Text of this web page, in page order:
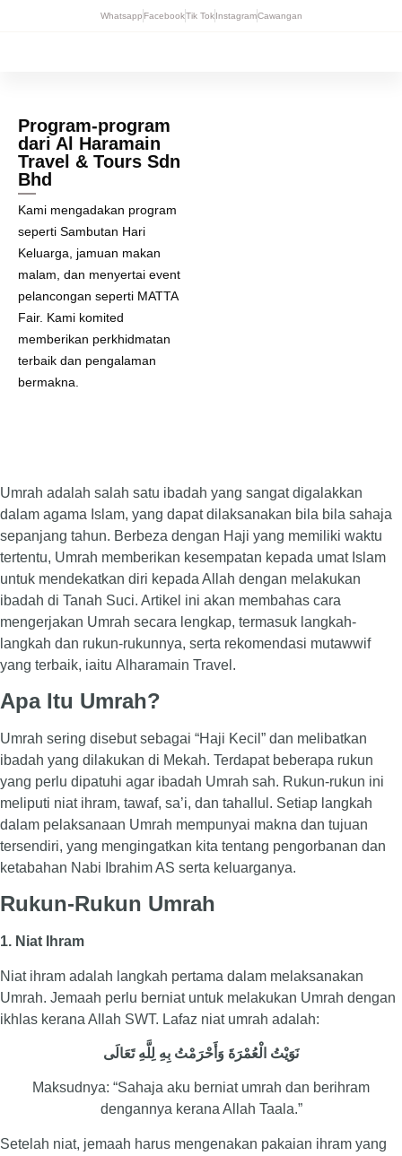
Whatsapp FacebookTik Tok InstagramCawangan
Program-program
dari Al Haramain
Travel & Tours Sdn
Bhd
Kami mengadakan program
seperti Sambutan Hari
Keluarga, jamuan makan
malam, dan menyertai event
pelancongan seperti MATTA
Fair. Kami komited
memberikan perkhidmatan
terbaik dan pengalaman
bermakna.
Umrah adalah salah satu ibadah yang sangat digalakkan
dalam agama Islam, yang dapat dilaksanakan bila bila sahaja
sepanjang tahun. Berbeza dengan Haji yang memiliki waktu
tertentu, Umrah memberikan kesempatan kepada umat Islam
untuk mendekatkan diri kepada Allah dengan melakukan
ibadah di Tanah Suci. Artikel ini akan membahas cara
mengerjakan Umrah secara lengkap, termasuk langkah-
langkah dan rukun-rukunnya, serta rekomendasi mutawwif
yang terbaik, iaitu Alharamain Travel.
Apa Itu Umrah?
Umrah sering disebut sebagai “Haji Kecil” dan melibatkan
ibadah yang dilakukan di Mekah. Terdapat beberapa rukun
yang perlu dipatuhi agar ibadah Umrah sah. Rukun-rukun ini
meliputi niat ihram, tawaf, sa’i, dan tahallul. Setiap langkah
dalam pelaksanaan Umrah mempunyai makna dan tujuan
tersendiri, yang mengingatkan kita tentang pengorbanan dan
ketabahan Nabi Ibrahim AS serta keluarganya.
Rukun-Rukun Umrah
1. Niat Ihram
Niat ihram adalah langkah pertama dalam melaksanakan
Umrah. Jemaah perlu berniat untuk melakukan Umrah dengan
ikhlas kerana Allah SWT. Lafaz niat umrah adalah:
نَوَيْتُ الْعُمْرَةَ وَأَحْرَمْتُ بِهِ لِلَّهِ تَعَالَى
Maksudnya: “Sahaja aku berniat umrah dan berihram
dengannya kerana Allah Taala.”
Setelah niat, jemaah harus mengenakan pakaian ihram yang